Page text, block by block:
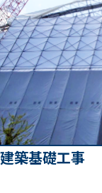
建築基礎工事